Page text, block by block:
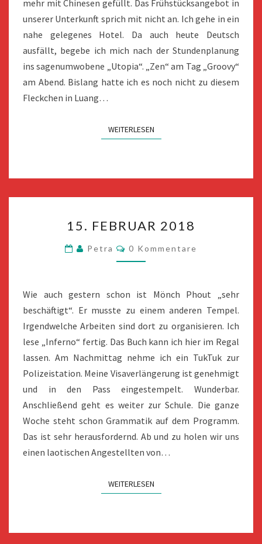
mehr mit Chinesen gefüllt. Das Frühstücksangebot in
unserer Unterkunft sprich mit nicht an. Ich gehe in ein
nahe gelegenes Hotel. Da auch heute Deutsch
ausfällt, begebe ich mich nach der Stundenplanung
ins sagenumwobene „Utopia“. „Zen“ am Tag „Groovy“
am Abend. Bislang hatte ich es noch nicht zu diesem
Fleckchen in Luang…
WEITERLESENWEITERLESEN
FEBRUAR
2018
15. FEBRUAR 2018
Petra Kommentare
0 Kommentare
Wie auch gestern schon ist Mönch Phout „sehr
beschäftigt“. Er musste zu einem anderen Tempel.
Irgendwelche Arbeiten sind dort zu organisieren. Ich
lese „Inferno“ fertig. Das Buch kann ich hier im Regal
lassen. Am Nachmittag nehme ich ein TukTuk zur
Polizeistation. Meine Visaverlängerung ist genehmigt
und in den Pass eingestempelt. Wunderbar.
Anschließend geht es weiter zur Schule. Die ganze
Woche steht schon Grammatik auf dem Programm.
Das ist sehr herausfordernd. Ab und zu holen wir uns
einen laotischen Angestellten von…
WEITERLESENWEITERLESEN